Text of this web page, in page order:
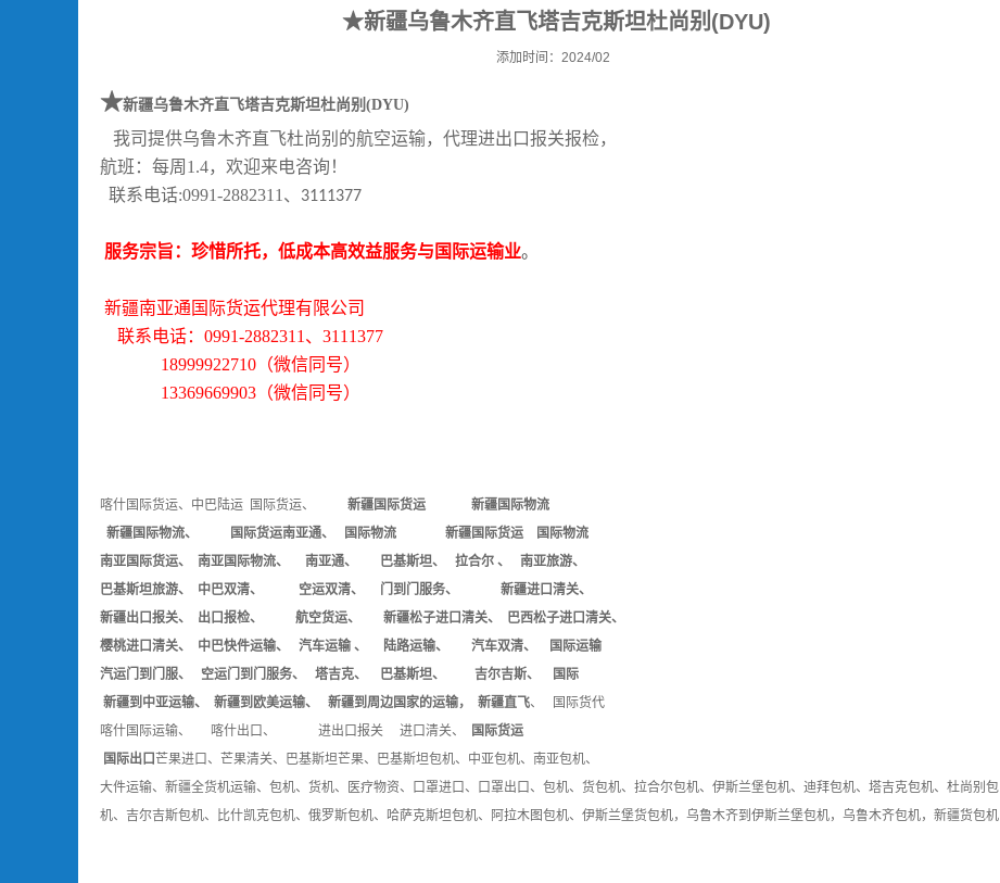
★新疆乌鲁木齐直飞塔吉克斯坦杜尚别(DYU)
添加时间：2024/02
★新疆乌鲁木齐直飞塔吉克斯坦杜尚别 (DYU)
我司提供乌鲁木齐直飞杜尚别的航空运输，代理进出口报关报检，
航班：每周 1.4，欢迎来电咨询！
联系电话:0991-2882311 、 3111377
服务宗旨：珍惜所托，低成本高效益服务与国际运输业。
新疆南亚通国际货运代理有限公司
联系电话： 0991-2882311、3111377
18999922710（微信同号）
13369669903（微信同号）
喀什国际货运、中巴陆运 国际货运、 新疆国际货运
新疆国际物流
新疆国际物流、 国际货运南亚通、 国际物流 新疆国际货运 国际物流
南亚国际货运、 南亚国际物流、 南亚通、 巴基斯坦、 拉合尔 、 南亚旅游、
巴基斯坦旅游、 中巴双清、 空运双清、 门到门服务、 新疆进口清关、
新疆出口报关、 出口报检、 航空货运、 新疆松子进口清关、 巴西松子进口清关、
樱桃进口清关、 中巴快件运输、 汽车运输 、 陆路运输、 汽车双清、 国际运输
汽运门到门服、 空运门到门服务、 塔吉克、 巴基斯坦、 吉尔吉斯、 国际
新疆到中亚运输、 新疆到欧美运输、 新疆到周边国家的运输， 新疆直飞、 国际货代
喀什国际运输、 喀什出口、
进出口报关 进口清关、
国际货运
国际出口 芒果进口、芒果清关、巴基斯坦芒果、
巴基斯坦包机、中亚包机、南亚包机、
大件运输、 新疆全货机运输、包机、货机、医疗物资、 口罩进口、
口罩出口、包机、货包机、拉合尔包机、伊斯兰堡包机、迪拜包机、塔吉克包机、杜尚别包
机、吉尔吉斯包机、比什凯克包机、俄罗斯包机、哈萨克斯坦包机、阿拉木图包机、 伊斯兰堡货包机，乌鲁木齐到伊斯兰堡包机，乌鲁木齐包机，新疆货包机